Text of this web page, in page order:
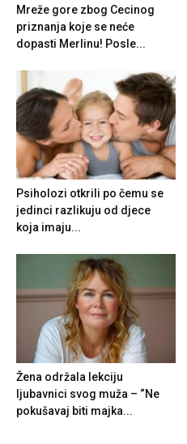
Mreže gore zbog Cecinog
priznanja koje se neće
dopasti Merlinu! Posle...
Psiholozi otkrili po čemu se
jedinci razlikuju od djece
koja imaju...
Žena održala lekciju
ljubavnici svog muža – “Ne
pokušavaj biti majka...